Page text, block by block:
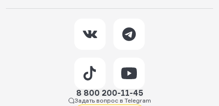
8 800 200-11-45
Задать вопрос в Telegram